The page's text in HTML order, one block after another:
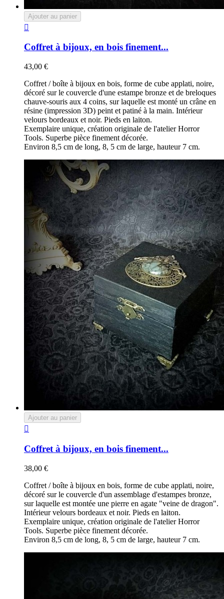
Ajouter au panier

Coffret à bijoux, en bois finement...
43,00 €
Coffret / boîte à bijoux en bois, forme de cube applati, noire,
décoré sur le couvercle d'une estampe bronze et de breloques
chauve-souris aux 4 coins, sur laquelle est monté un crâne en
résine (impression 3D) peint et patiné à la main. Intérieur
velours bordeaux et noir. Pieds en laiton.
Exemplaire unique, création originale de l'atelier Horror
Tools. Superbe pièce finement décorée.
Environ 8,5 cm de long, 8, 5 cm de large, hauteur 7 cm.
Ajouter au panier

Coffret à bijoux, en bois finement...
38,00 €
Coffret / boîte à bijoux en bois, forme de cube applati, noire,
décoré sur le couvercle d'un assemblage d'estampes bronze,
sur laquelle est montée une pierre en agate "veine de dragon".
Intérieur velours bordeaux et noir. Pieds en laiton.
Exemplaire unique, création originale de l'atelier Horror
Tools. Superbe pièce finement décorée.
Environ 8,5 cm de long, 8, 5 cm de large, hauteur 7 cm.